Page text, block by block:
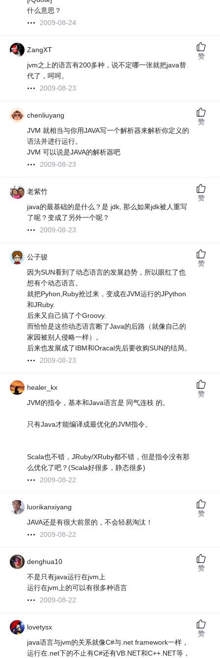
什么意思？
2009-08-24
ZangXT
jvm之上的语言有200多种，说不定哪一张就把java替
代了，呵呵。
2009-08-23
赞
chenliuyang
JVM 就相当与你用JAVA写一个解析器来解析你定义的
语法并进行运行。
JVM 可以说是JAVA的解析器吧
2009-08-23
赞
老紫竹
java的最基础的是什么？是 jdk, 那么如果jdk被人重写
了呢？变成了另外一个呢？
2009-08-23
赞
公子骏
因为SUN看到了动态语言的发展趋势，所以眼红了也
想有个动态语言。
就把Pyhon,Ruby抢过来，变成在JVM运行的JPython
和JRuby.
后来又自己搞了个Groovy.
而恰恰是这些动态语言断了Java的后路（就像自己的
家园被别人侵略一样）。
后来也发展成了IBM和Oracal先后要收购SUN的结局。
2009-08-23
赞
healer_kx
JVM的指令，基本和Java语言是 同气连枝 的。
只有Java才能编译成最优化的JVM指令。
Scala也不错，JRuby/XRuby都不错，但是指令没有那
么优化了吧？(Scala好很多，静态很多)
2009-08-22
赞
luorikanxiyang
JAVA还是有很大前景的，不会轻易淘汰！
2009-08-22
赞
denghua10
不是只有java运行在jvm上
运行在jvm上的可以有很多种语言
2009-08-22
赞
lovetysx
java语言与jvm的关系就像C#与.net framework一样，
运行在.net下的不止有C#还有VB.NET和C++.NET等，
赞